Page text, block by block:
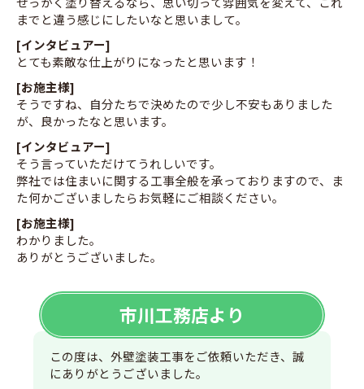
までと違う感じにしたいなと思いまして。
[インタビュアー]
とても素敵な仕上がりになったと思います！
[お施主様]
そうですね、自分たちで決めたので少し不安もありました
が、良かったなと思います。
[インタビュアー]
そう言っていただけてうれしいです。
弊社では住まいに関する工事全般を承っておりますので、ま
た何かございましたらお気軽にご相談ください。
[お施主様]
わかりました。
ありがとうございました。
市川工務店より
この度は、外壁塗装工事をご依頼いただき、誠
にありがとうございました。